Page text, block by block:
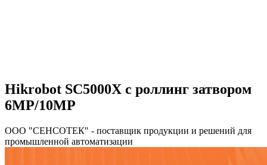
Hikrobot SC5000X с роллинг затвором
6MP/10MP
ООО "СЕНСОТЕК" - поставщик продукции и решений для
промышленной автоматизации